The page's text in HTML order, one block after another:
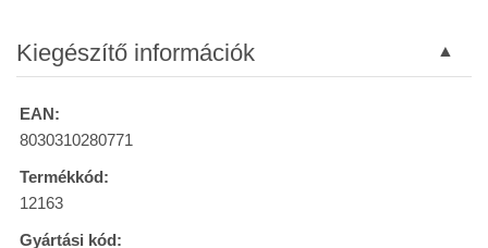
Kiegészítő információk
EAN:
8030310280771
Termékkód:
12163
Gyártási kód: